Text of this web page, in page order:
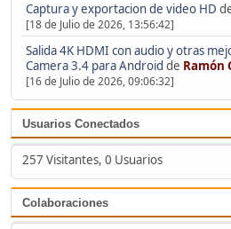
Captura y exportacion de video HD
[18 de Julio de 2026, 13:56:42]
Salida 4K HDMI con audio y otras
Camera 3.4 para Android de Ramón
[16 de Julio de 2026, 09:06:32]
Usuarios Conectados
257 Visitantes, 0 Usuarios
Colaboraciones